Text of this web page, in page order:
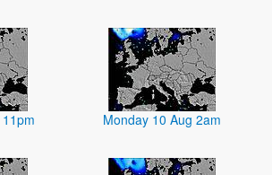
Monday 10 Aug 2am